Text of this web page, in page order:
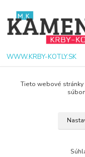
WWW.KRBY-KOTLY.SK
Tieto webové